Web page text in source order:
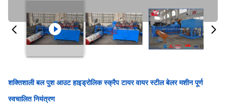
शक्तिशाली बल पुश आउट हाइड्रोलिक स्क्रैप टायर वायर स्टील बेलर मशीन पूर्ण
स्वचालित नियंत्रण